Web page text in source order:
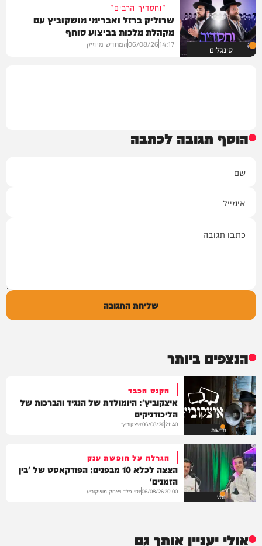
סינגלים
"וחסדיך הרבים"
שרוליק ברזל ואברימי מושקוביץ עם
מקהלת מלכות בביצוע סוחף
14:17
06/08/26המחדש מיוזיק
הוסף תגובה לכתבה
שליחת התגובה
הנצפים ביותר
חדשות
הקנס הכבד
איצקוביץ': היומולדת של הנגיד והברכות של
הליכודניקים
21:40
06/08/26איצקוביץ'
VOD
הגרלה על חופשת ענק
הצצה לכלא 10 מבפנים: הפודקאסט של 'בין
הזמנים'
20:00
06/08/26יוסי פלד ויצחק מושקוביץ
אולי יעניין אותך גם